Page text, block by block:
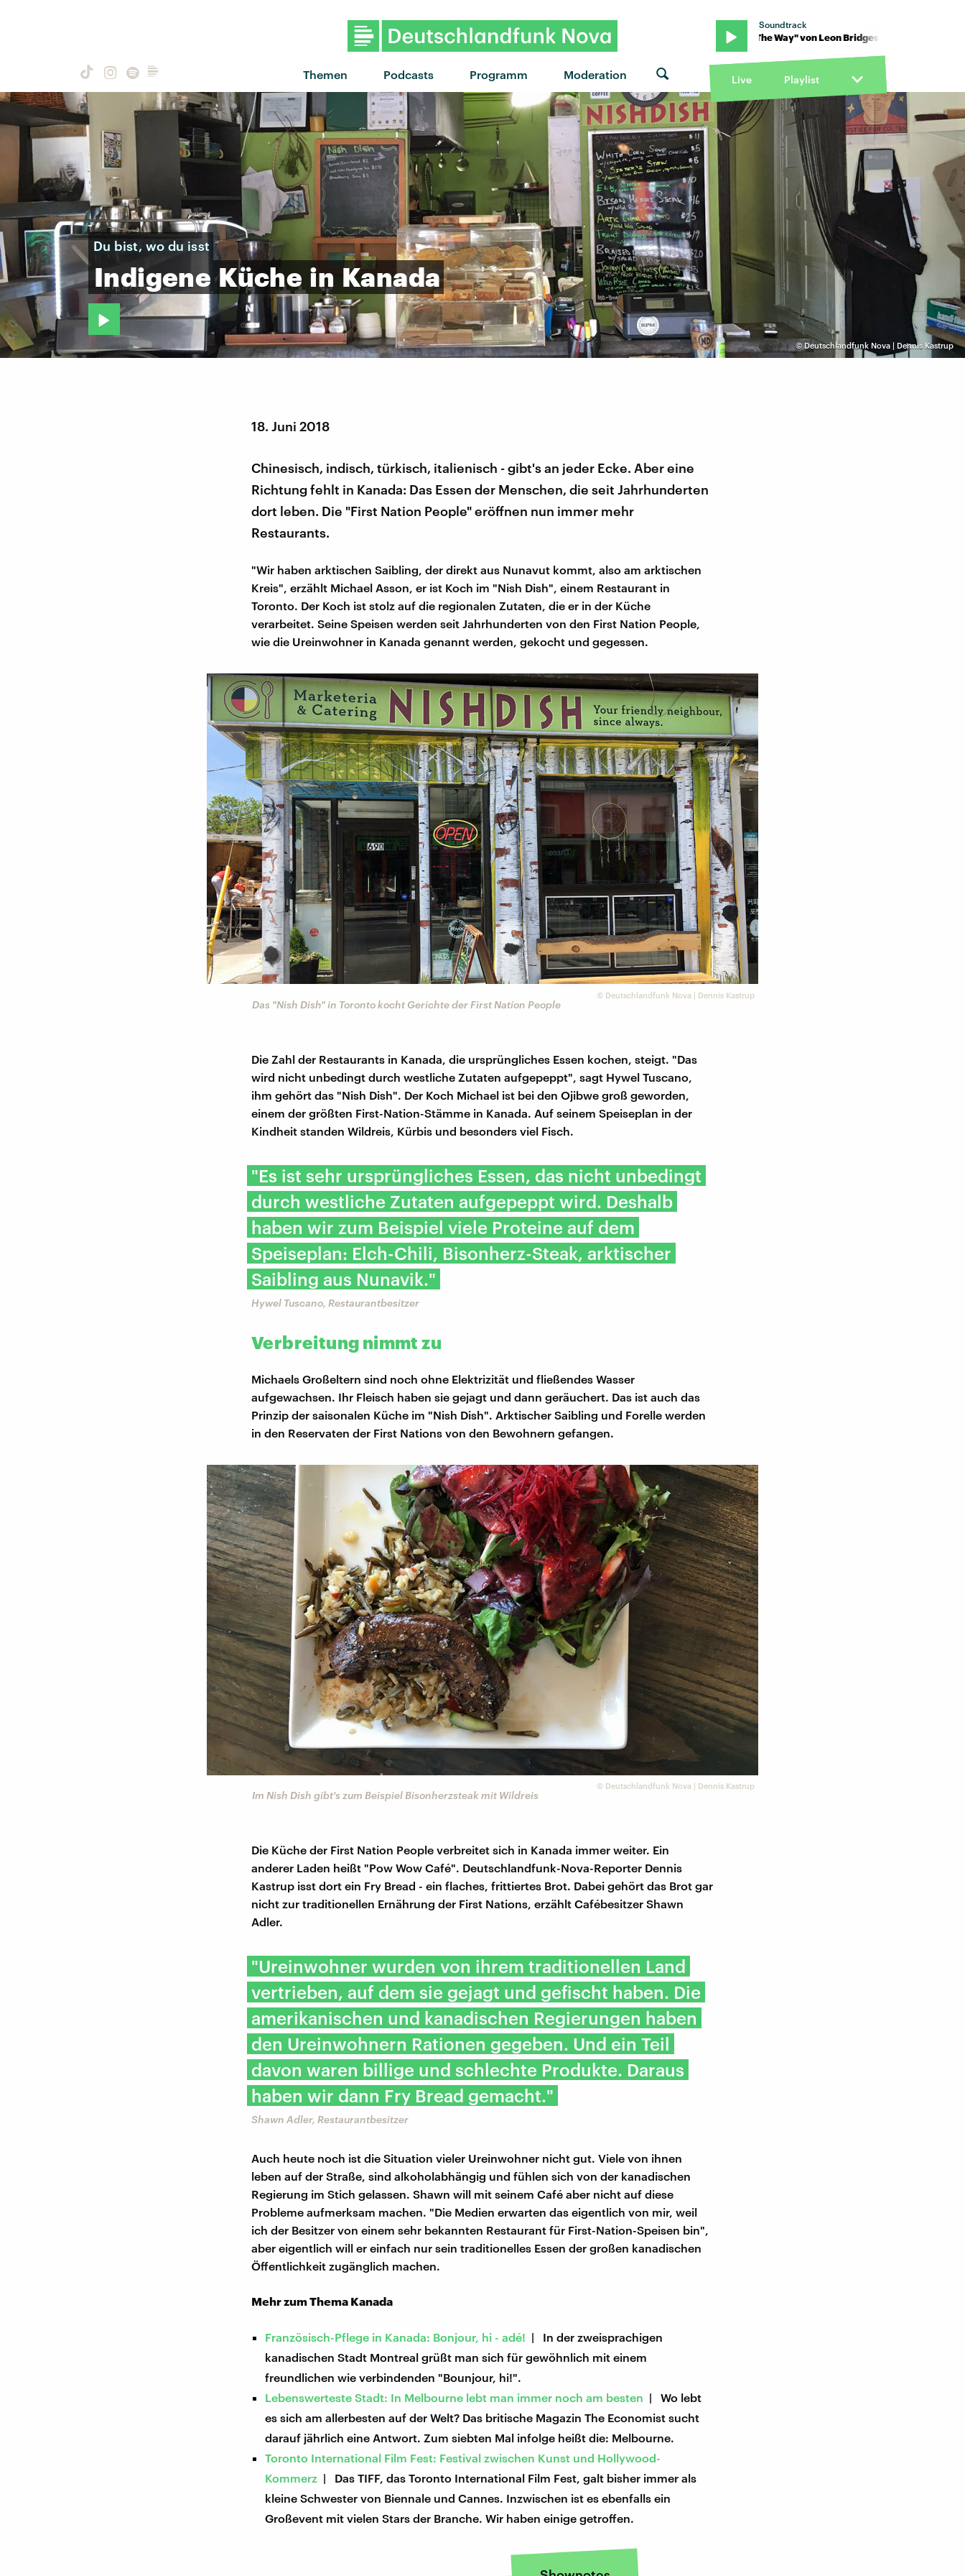
Themen Podcasts Programm Moderation
Soundtrack
"Light The Way" von Leon Bridges · "Light The Way" von Leon Bridges · "Light The Way" von Leon
Live Playlist
©Deutschlandfunk Nova | Dennis Kastrup
Du bist, wo du isst
Indigene Küche in Kanada
18. Juni 2018
Chinesisch, indisch, türkisch, italienisch - gibt's an jeder Ecke. Aber eine
Richtung fehlt in Kanada: Das Essen der Menschen, die seit Jahrhunderten
dort leben. Die "First Nation People" eröffnen nun immer mehr
Restaurants.
"Wir haben arktischen Saibling, der direkt aus Nunavut kommt, also am arktischen
Kreis", erzählt Michael Asson, er ist Koch im "Nish Dish", einem Restaurant in
Toronto. Der Koch ist stolz auf die regionalen Zutaten, die er in der Küche
verarbeitet. Seine Speisen werden seit Jahrhunderten von den First Nation People,
wie die Ureinwohner in Kanada genannt werden, gekocht und gegessen.
© Deutschlandfunk Nova | Dennis Kastrup
Das "Nish Dish" in Toronto kocht Gerichte der First Nation People
Die Zahl der Restaurants in Kanada, die ursprüngliches Essen kochen, steigt. "Das
wird nicht unbedingt durch westliche Zutaten aufgepeppt", sagt Hywel Tuscano,
ihm gehört das "Nish Dish". Der Koch Michael ist bei den Ojibwe groß geworden,
einem der größten First-Nation-Stämme in Kanada. Auf seinem Speiseplan in der
Kindheit standen Wildreis, Kürbis und besonders viel Fisch.
"Es ist sehr ursprüngliches Essen, das nicht unbedingt
durch westliche Zutaten aufgepeppt wird. Deshalb
haben wir zum Beispiel viele Proteine auf dem
Speiseplan: Elch-Chili, Bisonherz-Steak, arktischer
Saibling aus Nunavik."
Hywel Tuscano, Restaurantbesitzer
Verbreitung nimmt zu
Michaels Großeltern sind noch ohne Elektrizität und fließendes Wasser
aufgewachsen. Ihr Fleisch haben sie gejagt und dann geräuchert. Das ist auch das
Prinzip der saisonalen Küche im "Nish Dish". Arktischer Saibling und Forelle werden
in den Reservaten der First Nations von den Bewohnern gefangen.
© Deutschlandfunk Nova | Dennis Kastrup
Im Nish Dish gibt's zum Beispiel Bisonherzsteak mit Wildreis
Die Küche der First Nation People verbreitet sich in Kanada immer weiter. Ein
anderer Laden heißt "Pow Wow Café". Deutschlandfunk-Nova-Reporter Dennis
Kastrup isst dort ein Fry Bread - ein flaches, frittiertes Brot. Dabei gehört das Brot gar
nicht zur traditionellen Ernährung der First Nations, erzählt Cafébesitzer Shawn
Adler.
"Ureinwohner wurden von ihrem traditionellen Land
vertrieben, auf dem sie gejagt und gefischt haben. Die
amerikanischen und kanadischen Regierungen haben
den Ureinwohnern Rationen gegeben. Und ein Teil
davon waren billige und schlechte Produkte. Daraus
haben wir dann Fry Bread gemacht."
Shawn Adler, Restaurantbesitzer
Auch heute noch ist die Situation vieler Ureinwohner nicht gut. Viele von ihnen
leben auf der Straße, sind alkoholabhängig und fühlen sich von der kanadischen
Regierung im Stich gelassen. Shawn will mit seinem Café aber nicht auf diese
Probleme aufmerksam machen. "Die Medien erwarten das eigentlich von mir, weil
ich der Besitzer von einem sehr bekannten Restaurant für First-Nation-Speisen bin",
aber eigentlich will er einfach nur sein traditionelles Essen der großen kanadischen
Öffentlichkeit zugänglich machen.
Mehr zum Thema Kanada
Französisch-Pflege in Kanada: Bonjour, hi - adé! | In der zweisprachigen
kanadischen Stadt Montreal grüßt man sich für gewöhnlich mit einem
freundlichen wie verbindenden "Bounjour, hi!".
Lebenswerteste Stadt: In Melbourne lebt man immer noch am besten | Wo lebt
es sich am allerbesten auf der Welt? Das britische Magazin The Economist sucht
darauf jährlich eine Antwort. Zum siebten Mal infolge heißt die: Melbourne.
Toronto International Film Fest: Festival zwischen Kunst und Hollywood-
Kommerz | Das TIFF, das Toronto International Film Fest, galt bisher immer als
kleine Schwester von Biennale und Cannes. Inzwischen ist es ebenfalls ein
Großevent mit vielen Stars der Branche. Wir haben einige getroffen.